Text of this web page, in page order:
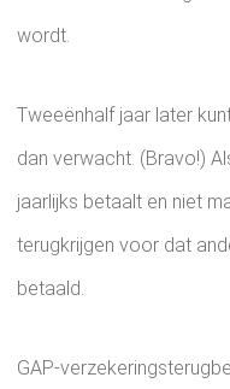
wordt.
Tweeënhalf jaar later
dan verwacht. (Bravo!)
jaarlijks betaalt en niet
terugkrijgen voor dat
betaald.
GAP-